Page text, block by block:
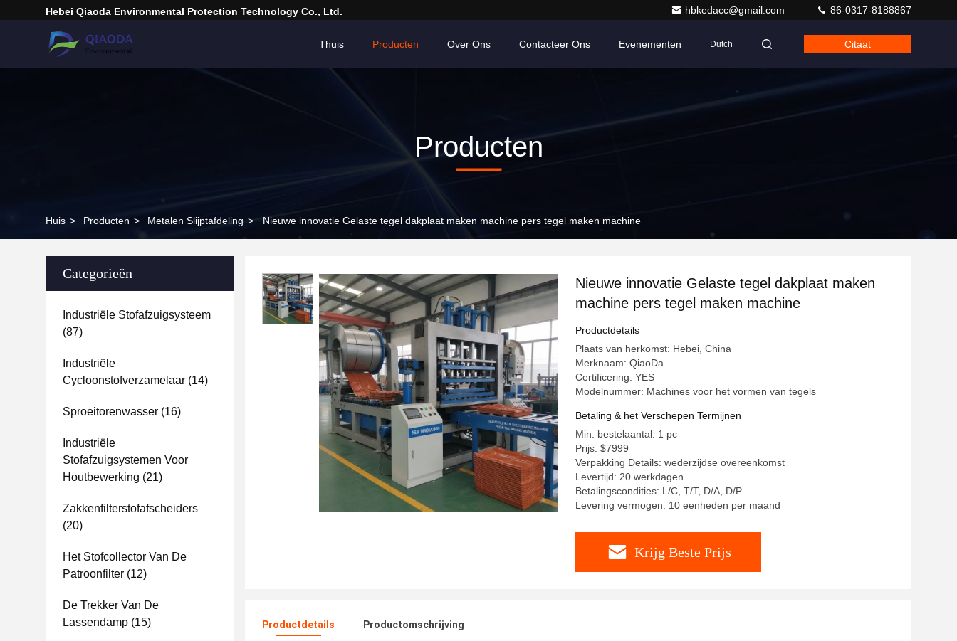
Hebei Qiaoda Environmental Protection Technology Co., Ltd. hbkedacc@gmail.com 86-0317-8188867
Thuis Producten Over Ons Contacteer Ons Evenementen Dutch Citaat
Producten
Huis > Producten > Metalen Slijptafdeling > Nieuwe innovatie Gelaste tegel dakplaat maken machine pers tegel maken machine
Categorieën
Industriële Stofafzuigsysteem
(87)
Industriële
Cycloonstofverzamelaar (14)
Sproeitorenwasser (16)
Industriële
Stofafzuigsystemen Voor
Houtbewerking (21)
Zakkenfilterstofafscheiders
(20)
Het Stofcollector Van De
Patroonfilter (12)
De Trekker Van De
Lassendamp (15)
Nieuwe innovatie Gelaste tegel dakplaat maken
machine pers tegel maken machine
Productdetails
Plaats van herkomst: Hebei, China
Merknaam: QiaoDa
Certificering: YES
Modelnummer: Machines voor het vormen van tegels
Betaling & het Verschepen Termijnen
Min. bestelaantal: 1 pc
Prijs: $7999
Verpakking Details: wederzijdse overeenkomst
Levertijd: 20 werkdagen
Betalingscondities: L/C, T/T, D/A, D/P
Levering vermogen: 10 eenheden per maand
Krijg Beste Prijs
Productdetails Productomschrijving